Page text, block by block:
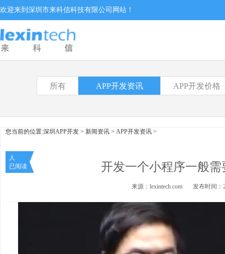
欢迎来到深圳市来科信科技有限公司网站！
所有 APP开发资讯 APP开发价格
您当前的位置:深圳APP开发 > 新闻资讯 > APP开发资讯 >
人
已阅读
开发一个小程序一般
来源：lexintech.com 发布时间：